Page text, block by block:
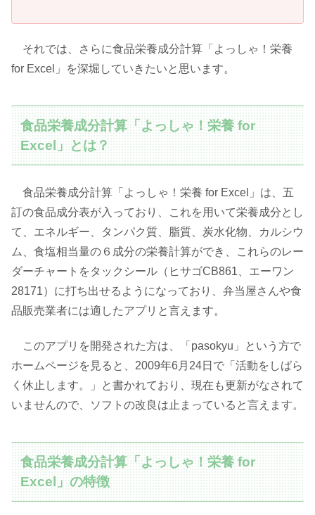
それでは、さらに食品栄養成分計算「よっしゃ！栄養
for Excel」を深堀していきたいと思います。
食品栄養成分計算「よっしゃ！栄養 for
Excel」とは？
食品栄養成分計算「よっしゃ！栄養 for Excel」は、五
訂の食品成分表が入っており、これを用いて栄養成分とし
て、エネルギー、タンパク質、脂質、炭水化物、カルシウ
ム、食塩相当量の６成分の栄養計算ができ、これらのレー
ダーチャートをタックシール（ヒサゴCB861、エーワン
28171）に打ち出せるようになっており、弁当屋さんや食
品販売業者には適したアプリと言えます。
このアプリを開発された方は、「pasokyu」という方で
ホームページを見ると、2009年6月24日で「活動をしばら
く休止します。」と書かれており、現在も更新がなされて
いませんので、ソフトの改良は止まっていると言えます。
食品栄養成分計算「よっしゃ！栄養 for
Excel」の特徴